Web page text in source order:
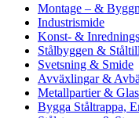
Montage – &
Industrismide
Konst- &
Stålbyggen &
Svetsning & Smide
Avväxlingar &
Metallpartier &
Bygga Ståltrappa,